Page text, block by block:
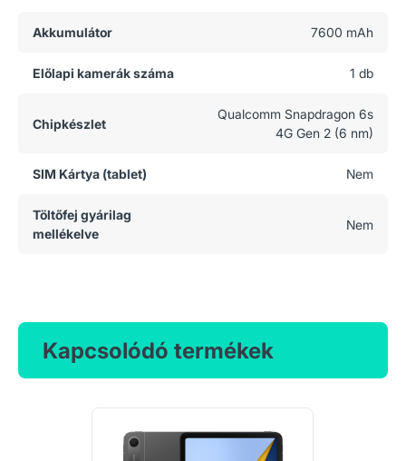
Akkumulátor 7600 mAh
Előlapi kamerák száma 1 db
Chipkészlet
Qualcomm Snapdragon 6s
4G Gen 2 (6 nm)
SIM Kártya (tablet) Nem
Töltőfej gyárilag
mellékelve
Nem
Kapcsolódó termékek